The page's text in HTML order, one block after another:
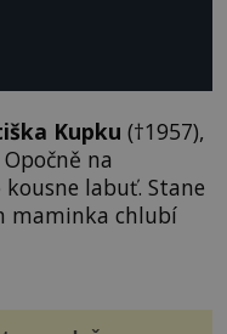
Kupku (†1957),
na
labuť. Stane
maminka chlubí